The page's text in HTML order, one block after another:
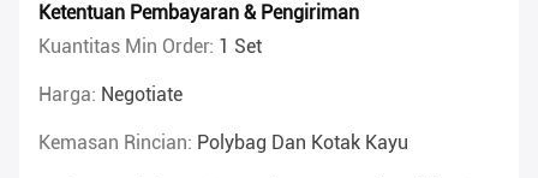
Ketentuan Pembayaran & Pengiriman
Kuantitas Min Order: 1 Set
Harga: Negotiate
Kemasan Rincian: Polybag Dan Kotak Kayu